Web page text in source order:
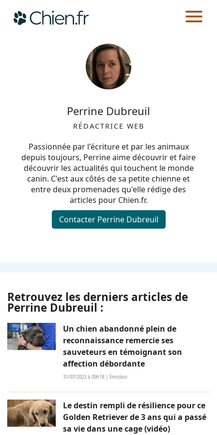
Actualités
Races
Guides
CHIEN.FR AUTEURS
Perrine Dubreuil
RÉDACTRICE WEB
Passionnée par l'écriture et par les animaux
depuis toujours, Perrine aime découvrir et faire
découvrir les actualités qui touchent le monde
canin. C'est aux côtés de sa petite chienne et
entre deux promenades qu'elle rédige des
articles pour Chien.fr.
Contacter Perrine Dubreuil
Retrouvez les derniers articles de
Perrine Dubreuil :
Un chien abandonné plein de
reconnaissance remercie ses
sauveteurs en témoignant son
affection débordante
31/07/2023 à 09h18 | Emotion
Le destin rempli de résilience pour ce
Golden Retriever de 3 ans qui a passé
sa vie dans une cage (vidéo)